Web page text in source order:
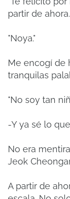
partir de
"Noya."
Me encogí de
tranquilas
"No soy tan
-Y ya sé lo
No era
Jeok
A partir de